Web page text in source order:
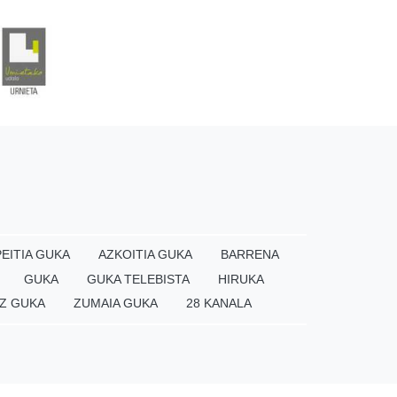
GUKA AZKOITIA GUKA
BARRENA
GUKA GUKA TELEBISTA
HIRUKA
GUKA ZUMAIA GUKA 28 KANALA